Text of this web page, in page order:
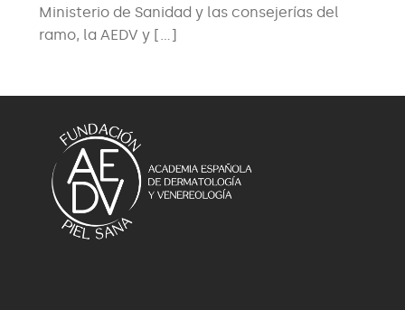
Ministerio de Sanidad y las consejerías del
ramo, la AEDV y […]